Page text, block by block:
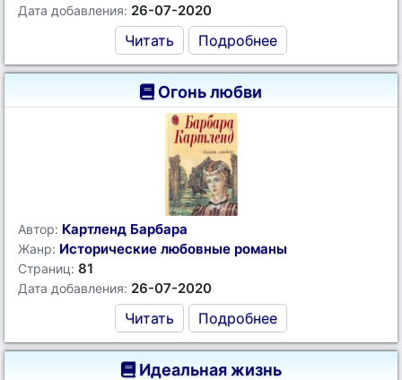
Дата добавления: 26-07-2020
Читать Подробнее
Огонь любви
Автор: Картленд Барбара
Жанр: Исторические любовные романы
Страниц: 81
Дата добавления: 26-07-2020
Читать Подробнее
Идеальная жизнь